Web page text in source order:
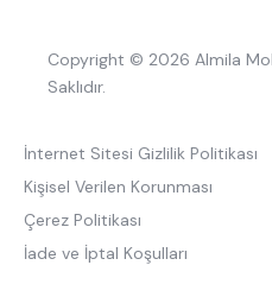
Copyright © 2026 Almila
Saklıdır.
İnternet Sitesi Gizlilik Politikası
Kişisel Verilen Korunması
Çerez Politikası
İade ve İptal Koşulları